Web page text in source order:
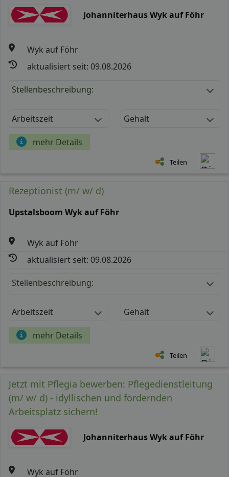
Johanniterhaus Wyk auf Föhr
Wyk auf Föhr
aktualisiert seit: 09.08.2026
Stellenbeschreibung:
Arbeitszeit Gehalt
mehr Details
Teilen
Rezeptionist (m/ w/ d)
Upstalsboom Wyk auf Föhr
Wyk auf Föhr
aktualisiert seit: 09.08.2026
Stellenbeschreibung:
Arbeitszeit Gehalt
mehr Details
Teilen
Jetzt mit Pflegia bewerben: Pflegedienstleitung
(m/ w/ d) - idyllischen und fördernden
Arbeitsplatz sichern!
Johanniterhaus Wyk auf Föhr
Wyk auf Föhr